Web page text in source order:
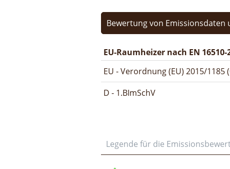
Bewertung von
EU-Raumheizer nach EN 16510-
EU - Verordnung (EU) 2015/1185
D - 1.BImSchV
Legende für die